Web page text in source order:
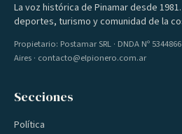
La voz histórica de Pinamar desde
deportes, turismo y comunidad de la
Propietario: Postamar SRL · DNDA Nº
Aires · contacto@elpionero.com.ar
Secciones
Política